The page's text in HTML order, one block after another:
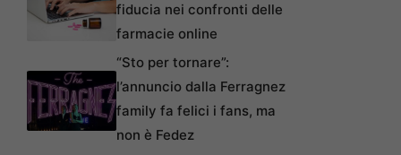
fiducia nei confronti delle
farmacie online
“Sto per tornare”:
l’annuncio dalla Ferragnez
family fa felici i fans, ma
non è Fedez